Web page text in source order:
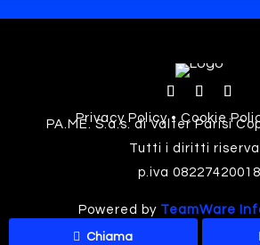
Chiama
Privacy Policy • Cookie
PA.ME. S.a.s. di Valter Parisi
Tutti i diritti
p.iva 08227420018
Powered by TeamWare